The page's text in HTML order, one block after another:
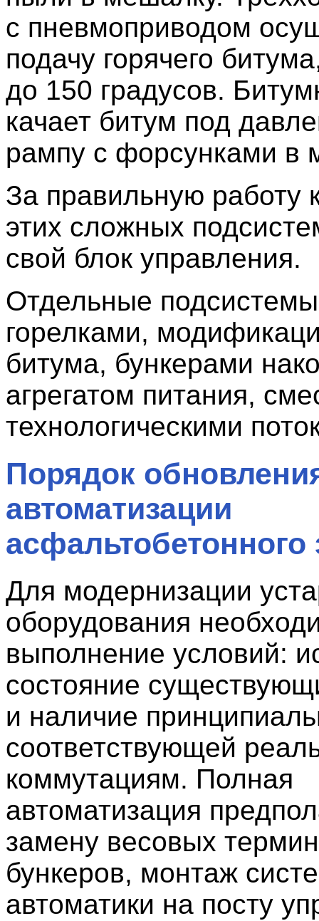
с пневмоприводом
подачу горячего
до 150 градусов.
качает битум под
рампу с форсунками в
За правильную работу
этих сложных
свой блок управления.
Отдельные
горелками,
битума, бункерами
агрегатом питания,
технологическими
Порядок
автоматизации
асфальтобетонного
Для модернизации
оборудования
выполнение условий:
состояние
и наличие
соответствующей
коммутациям. Полная
автоматизация
замену весовых
бункеров, монтаж
автоматики на посту